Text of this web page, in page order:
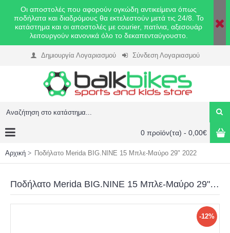
Οι αποστολές που αφορούν ογκώδη αντικείμενα όπως
ποδήλατα και διαδρόμους θα εκτελεστούν μετά τις 24/8. Το
κατάστημα και οι αποστολές με courier, πατίνια, αξεσουάρ
λειτουργούν κανονικά όλο το δεκαπενταύγουστο.
Δημιουργία Λογαριασμού Σύνδεση Λογαριασμού
0 προϊόν(τα) - 0,00€
Αρχική Ποδήλατο Merida BIG.NINE 15 Μπλε-Μαύρο 29" 2022
Ποδήλατο Merida BIG.NINE 15 Μπλε-Μαύρο 29" 2022
-12%